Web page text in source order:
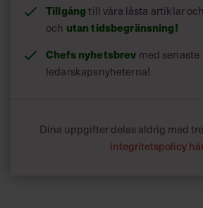
Tillgångtill våra låsta artiklar
och utan tidsbegränsning!
Chefs nyhetsbrev med senaste
ledarskapsnyheterna!
Dina uppgifter delas aldrig med
integritetspolicy här